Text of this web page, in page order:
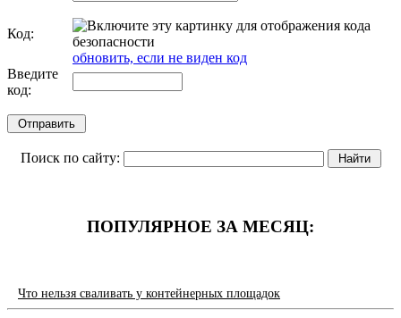
Код:
обновить, если не виден код
Введите
код:
Поиск по сайту:
ПОПУЛЯРНОЕ ЗА МЕСЯЦ:
Что нельзя сваливать у контейнерных площадок